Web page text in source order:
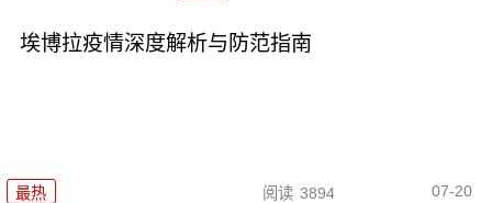
埃博拉疫情深度解析与防范指南
最热 阅读 3894 07-20